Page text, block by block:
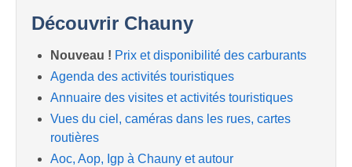
Découvrir Chauny
Nouveau ! Prix et disponibilité des carburants
Agenda des activités touristiques
Annuaire des visites et activités touristiques
Vues du ciel, caméras dans les rues, cartes
routières
Aoc, Aop, Igp à Chauny et autour